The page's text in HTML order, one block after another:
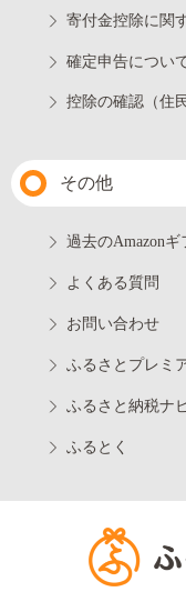
寄付金控除に関
確定申告につい
控除の確認（住
その他
過去のAmazon
よくある質問
お問い合わせ
ふるさとプレミ
ふるさと納税ナ
ふるとく